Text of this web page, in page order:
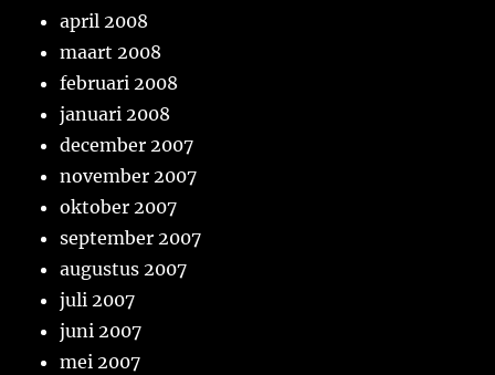
april 2008
maart 2008
februari 2008
januari 2008
december 2007
november 2007
oktober 2007
september 2007
augustus 2007
juli 2007
juni 2007
mei 2007